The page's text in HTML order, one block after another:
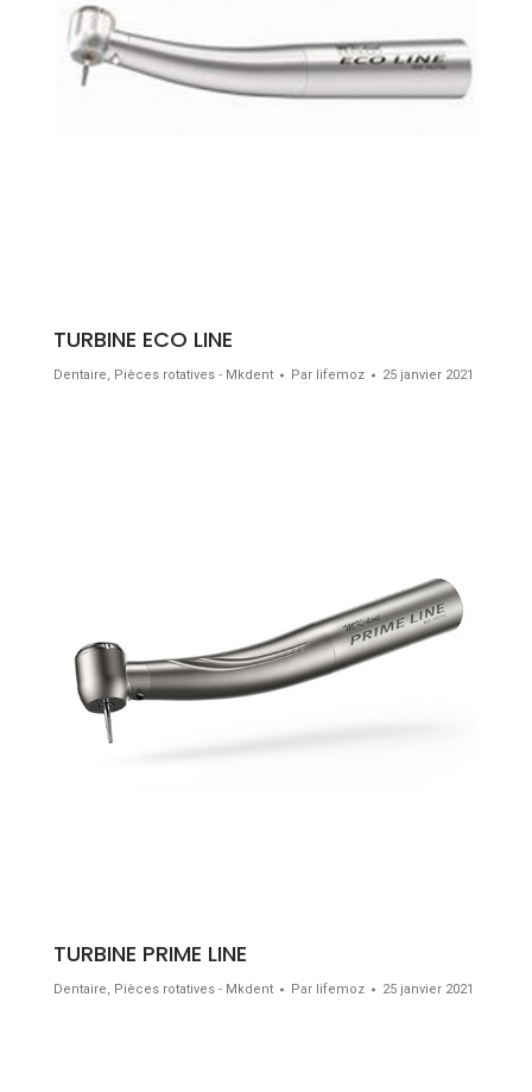
TURBINE ECO LINE
Dentaire, Pièces rotatives - Mkdent Par lifemoz 25 janvier 2021
TURBINE PRIME LINE
Dentaire, Pièces rotatives - Mkdent Par lifemoz 25 janvier 2021